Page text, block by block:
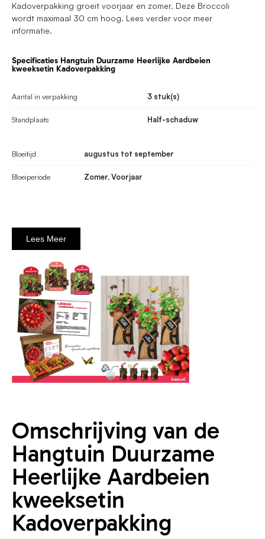
Kadoverpakking groeit voorjaar en zomer. Deze Broccoli
wordt maximaal 30 cm hoog. Lees verder voor meer
informatie.
Specificaties Hangtuin Duurzame Heerlijke Aardbeien
kweeksetin Kadoverpakking
Aantal in verpakking 3 stuk(s)
Standplaats Half-schaduw
Bloeitijd augustus tot september
Bloeiperiode Zomer, Voorjaar
Lees Meer
Omschrijving van de
Hangtuin Duurzame
Heerlijke Aardbeien
kweeksetin
Kadoverpakking